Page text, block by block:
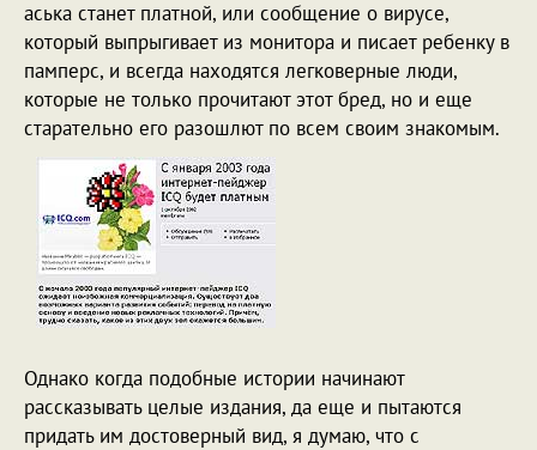
аська станет платной, или сообщение о вирусе,
который выпрыгивает из монитора и писает ребенку в
памперс, и всегда находятся легковерные люди,
которые не только прочитают этот бред, но и еще
старательно его разошлют по всем своим знакомым.
Однако когда подобные истории начинают
рассказывать целые издания, да еще и пытаются
придать им достоверный вид, я думаю, что с